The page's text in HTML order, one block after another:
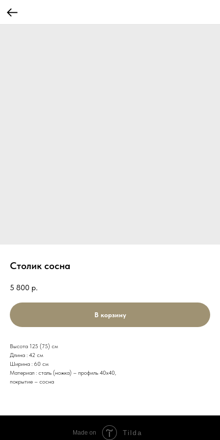
Столик сосна
5 800 р.
В корзину
Высота 125 (75) см
Длина : 42 см
Ширина : 60 см
Материал : сталь (ножка) – профиль 40х40,
покрытие – сосна
Made on Tilda